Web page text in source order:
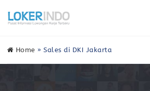
Home »Sales di DKI Jakarta